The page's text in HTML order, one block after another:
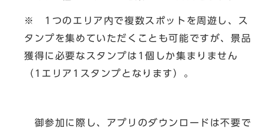
※ 1つのエリア内で複数スポットを周遊し、ス
タンプを集めていただくことも可能ですが、景品
獲得に必要なスタンプは1個しか集まりません
（1エリア1スタンプとなります）。
御参加に際し、アプリのダウンロードは不要で